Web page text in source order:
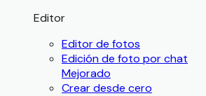
Editor
Editor de fotos
Edición de foto por chat
Mejorado
Crear desde cero